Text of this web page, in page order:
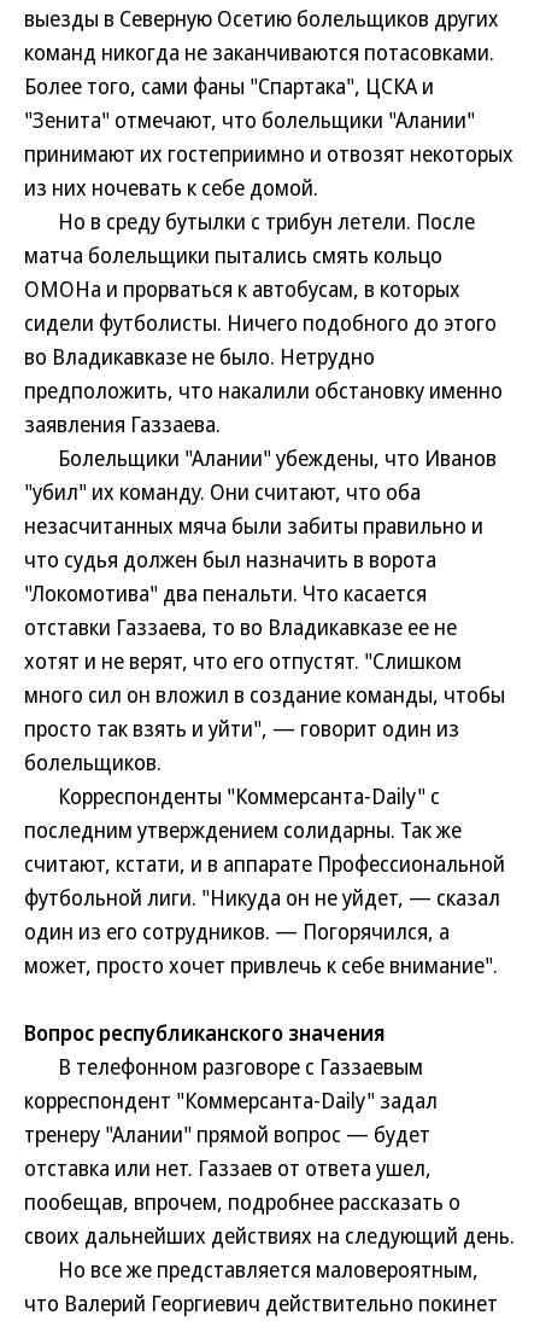
выезды в Северную Осетию болельщиков других
команд никогда не заканчиваются потасовками.
Более того, сами фаны "Спартака", ЦСКА и
"Зенита" отмечают, что болельщики "Алании"
принимают их гостеприимно и отвозят некоторых
из них ночевать к себе домой.
Но в среду бутылки с трибун летели. После
матча болельщики пытались смять кольцо
ОМОНа и прорваться к автобусам, в которых
сидели футболисты. Ничего подобного до этого
во Владикавказе не было. Нетрудно
предположить, что накалили обстановку именно
заявления Газзаева.
Болельщики "Алании" убеждены, что Иванов
"убил" их команду. Они считают, что оба
незасчитанных мяча были забиты правильно и
что судья должен был назначить в ворота
"Локомотива" два пенальти. Что касается
отставки Газзаева, то во Владикавказе ее не
хотят и не верят, что его отпустят. "Слишком
много сил он вложил в создание команды, чтобы
просто так взять и уйти", — говорит один из
болельщиков.
Корреспонденты "Коммерсанта-Daily" с
последним утверждением солидарны. Так же
считают, кстати, и в аппарате Профессиональной
футбольной лиги. "Никуда он не уйдет, — сказал
один из его сотрудников. — Погорячился, а
может, просто хочет привлечь к себе внимание".
Вопрос республиканского значения
В телефонном разговоре с Газзаевым
корреспондент "Коммерсанта-Daily" задал
тренеру "Алании" прямой вопрос — будет
отставка или нет. Газзаев от ответа ушел,
пообещав, впрочем, подробнее рассказать о
своих дальнейших действиях на следующий день.
Но все же представляется маловероятным,
что Валерий Георгиевич действительно покинет